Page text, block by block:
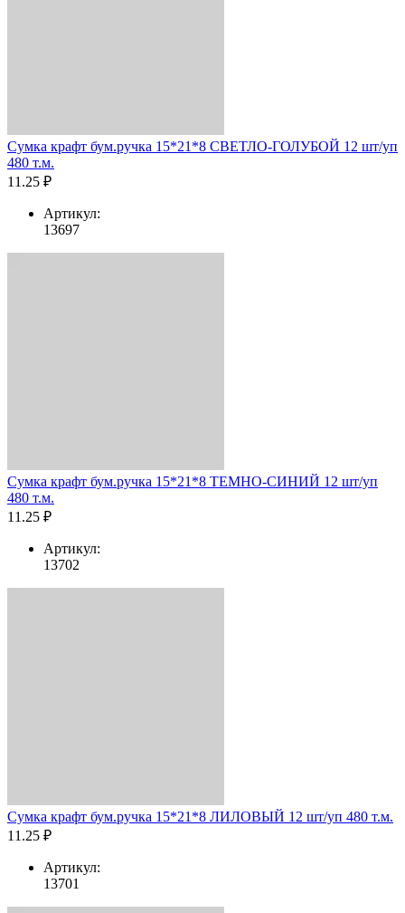
Сумка крафт бум.ручка 15*21*8 СВЕТЛО-ГОЛУБОЙ 12 шт/уп
480 т.м.
11.25 ₽
Артикул:
13697
Сумка крафт бум.ручка 15*21*8 ТЕМНО-СИНИЙ 12 шт/уп
480 т.м.
11.25 ₽
Артикул:
13702
Сумка крафт бум.ручка 15*21*8 ЛИЛОВЫЙ 12 шт/уп 480 т.м.
11.25 ₽
Артикул:
13701